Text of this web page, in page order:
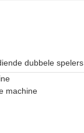
dubbele spelers
machine